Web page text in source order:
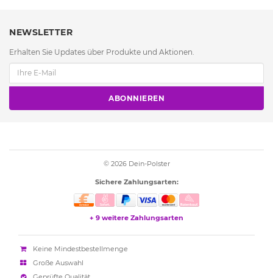
NEWSLETTER
Erhalten Sie Updates über Produkte und Aktionen.
ABONNIEREN
© 2026 Dein-Polster
Sichere Zahlungsarten:
+ 9 weitere Zahlungsarten
Keine Mindestbestellmenge
Große Auswahl